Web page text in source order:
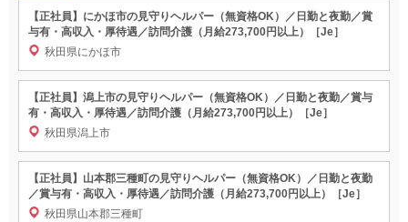
【正社員】にかほ市の見守りヘルパー（無資格OK）／日勤と夜勤／賞
与有・高収入・厚待遇／訪問介護（月給273,700円以上）［Je］
秋田県にかほ市
【正社員】潟上市の見守りヘルパー（無資格OK）／日勤と夜勤／賞与
有・高収入・厚待遇／訪問介護（月給273,700円以上）［Je］
秋田県潟上市
【正社員】山本郡三種町の見守りヘルパー（無資格OK）／日勤と夜勤
／賞与有・高収入・厚待遇／訪問介護（月給273,700円以上）［Je］
秋田県山本郡三種町